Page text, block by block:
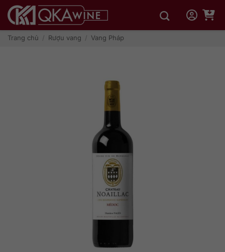
qua
dungTrang chủ / Rượu vang / Vang Pháp